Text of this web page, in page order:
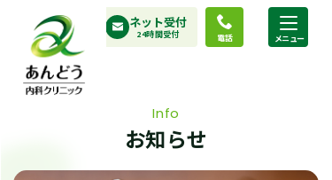
ネット受付
24時間受付 電話
Info
お知らせ